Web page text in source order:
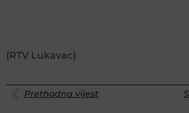
(RTV Lukavac)
Prethodna vijest